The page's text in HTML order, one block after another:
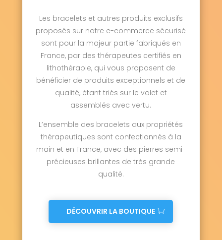
Les bracelets et autres produits exclusifs
proposés sur notre e-commerce sécurisé
sont pour la majeur partie fabriqués en
France, par des thérapeutes certifiés en
lithothérapie, qui vous proposent de
bénéficier de produits exceptionnels et de
qualité, étant triés sur le volet et
assemblés avec vertu.
L’ensemble des bracelets aux propriétés
thérapeutiques sont confectionnés à la
main et en France, avec des pierres semi-
précieuses brillantes de très grande
qualité.
DÉCOUVRIR LA BOUTIQUE